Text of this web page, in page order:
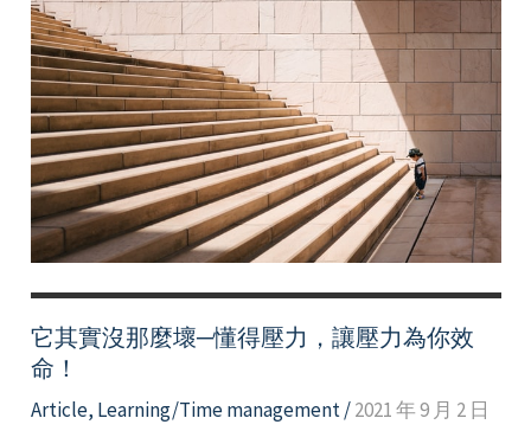
後
一
塊
拼
圖：
淺
談
自
悲
它其實沒那麼壞─懂得壓力，讓壓力為你效
命！
Article, Learning/Time management/2021 年 9 月 2 日